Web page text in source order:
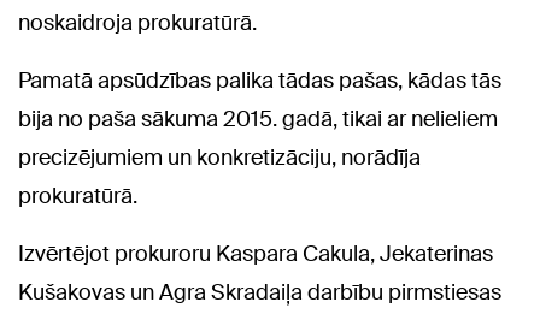
noskaidroja prokuratūrā.
Pamatā apsūdzības palika tādas pašas, kādas tās
bija no paša sākuma 2015. gadā, tikai ar nelieliem
precizējumiem un konkretizāciju, norādīja
prokuratūrā.
Izvērtējot prokuroru Kaspara Cakula, Jekaterinas
Kušakovas un Agra Skradaiļa darbību pirmstiesas